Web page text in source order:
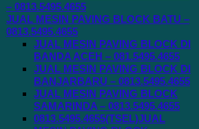
– 0813.5495.4655
JUAL MESIN PAVING BLOCK BATU –
0813.5495.4655
JUAL MESIN PAVING BLOCK DI
BANDA ACEH – 081.5495.4655
JUAL MESIN PAVING BLOCK DI
BANJARBARU – 0813.5495.4655
JUAL MESIN PAVING BLOCK
SAMARINDA – 0813.5495.4655
0813.5495.4655(TSEL)JUAL